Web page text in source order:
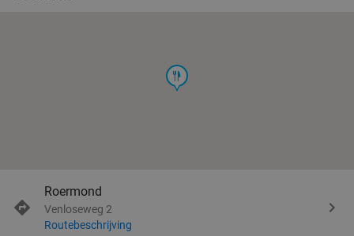
food
Roermond
Venloseweg 2
Routebeschrijving